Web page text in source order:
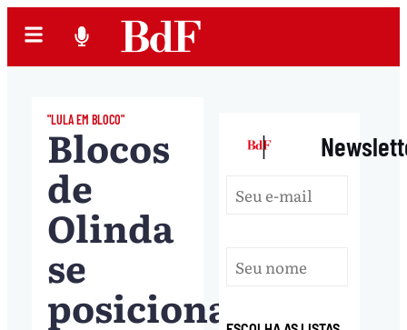
"LULA EM BLOCO"
Blocos
de
Olinda
se
posicionam
|